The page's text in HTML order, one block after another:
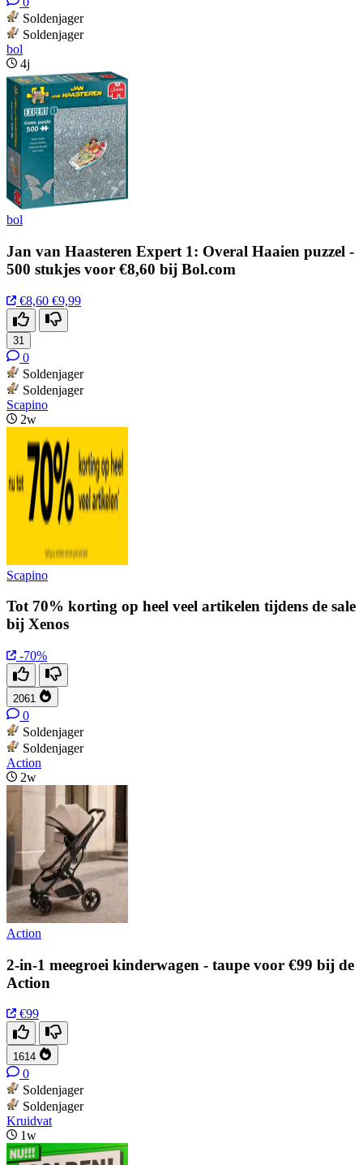
Soldenjager
Soldenjager
bol
4j
bol
Jan van Haasteren Expert 1: Overal Haaien puzzel -
500 stukjes voor €8,60 bij Bol.com
€8,60 €9,99
31
0
Soldenjager
Soldenjager
Scapino
2w
Scapino
Tot 70% korting op heel veel artikelen tijdens de sale
bij Xenos
-70%
2061
0
Soldenjager
Soldenjager
Action
2w
Action
2-in-1 meegroei kinderwagen - taupe voor €99 bij de
Action
€99
1614
0
Soldenjager
Soldenjager
Kruidvat
1w